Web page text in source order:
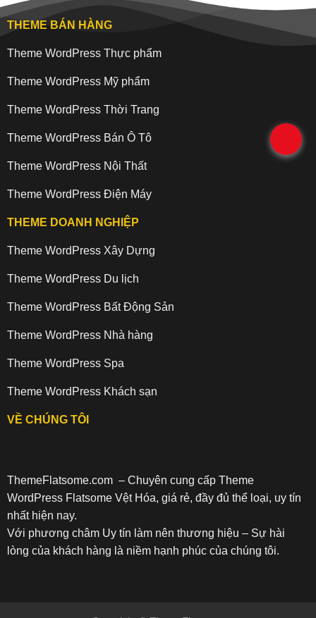
THEME BÁN HÀNG
Theme WordPress Thực phẩm
Theme WordPress Mỹ phẩm
Theme WordPress Thời Trang
Theme WordPress Bán Ô Tô
Theme WordPress Nội Thất
Theme WordPress Điện Máy
THEME DOANH NGHIỆP
Theme WordPress Xây Dựng
Theme WordPress Du lịch
Theme WordPress Bất Động Sản
Theme WordPress Nhà hàng
Theme WordPress Spa
Theme WordPress Khách sạn
VỀ CHÚNG TÔI
ThemeFlatsome.com– Chuyên cung cấp Theme
WordPress Flatsome Vệt Hóa, giá rẻ, đầy đủ thể loại, uy tín
nhất hiện nay.
Với phương châm Uy tín làm nên thương hiệu – Sự hài
lòng của khách hàng là niềm hạnh phúc của chúng tôi.